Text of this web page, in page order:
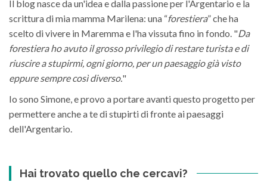
Il blog nasce da un'idea e dalla passione per l'Argentario e la
scrittura di mia mamma Marilena: una “forestiera” che ha
scelto di vivere in Maremma e l'ha vissuta fino in fondo. "Da
forestiera ho avuto il grosso privilegio di restare turista e di
riuscire a stupirmi, ogni giorno, per un paesaggio già visto
eppure sempre così diverso."
Io sono Simone, e provo a portare avanti questo progetto per
permettere anche a te di stupirti di fronte ai paesaggi
dell'Argentario.
Hai trovato quello che cercavi?